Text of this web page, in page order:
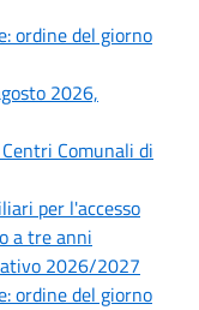
ordine del giorno
2026,
Comunali di
per l'accesso
a tre anni
2026/2027
ordine del giorno